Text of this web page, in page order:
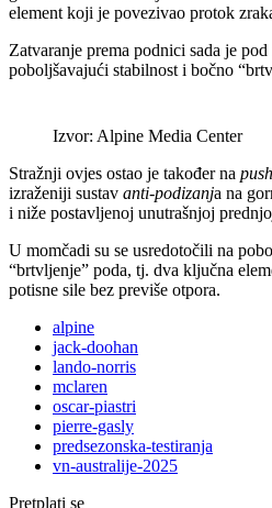
element koji je povezivao protok
Zatvaranje prema podnici sada je
poboljšavajući stabilnost i bočno
Izvor: Alpine Media Center
Stražnji ovjes ostao je također na
izraženiji sustav anti-podizanja na
i niže postavljenoj unutrašnjoj
U momčadi su se usredotočili na
“brtvljenje” poda, tj. dva ključna
potisne sile bez previše otpora.
alpine
jack-doohan
lando-norris
mclaren
oscar-piastri
pierre-gasly
predsezonska-testiranja
vn-australije-2025
Pretplati se